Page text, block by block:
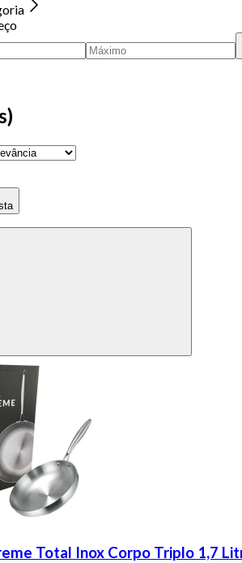
)
Total Inox Corpo Triplo 1,7